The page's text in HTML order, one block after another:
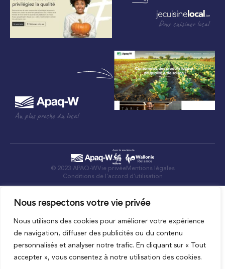
Nous respectons votre vie privée
Nous utilisons des cookies pour améliorer votre expérience
de navigation, diffuser des publicités ou du contenu
personnalisés et analyser notre trafic. En cliquant sur « Tout
accepter », vous consentez à notre utilisation des cookies.
Pour cuisiner local
Au plus proche du local
© 2023 APAQ-WVie privée Mentions légales
Conditions de l’accord d’utilisation